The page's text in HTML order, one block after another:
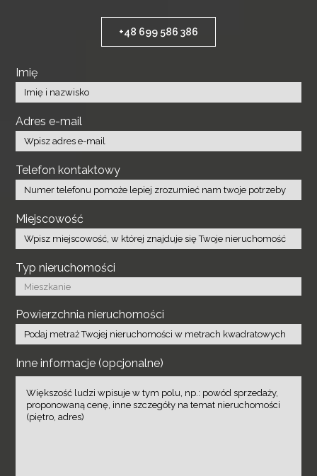
+48 699 586 386
Imię
Adres e-mail
Telefon kontaktowy
Miejscowość
Typ nieruchomości
Powierzchnia nieruchomości
Inne informacje (opcjonalne)